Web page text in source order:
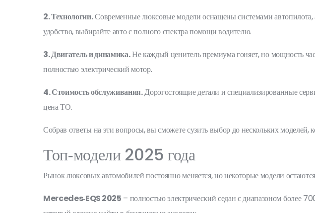
2. Технологии.Современные люксовые модели оснащены системами
удобство, выбирайте авто с полного спектра помощи водителю.
3. Двигатель и динамика.Не каждый ценитель премиума гоняет, но мощность
полностью электрический мотор.
4. Стоимость обслуживания.Дорогостоящие детали и специализированные
цена ТО.
Собрав ответы на эти вопросы, вы сможете сузить выбор до нескольких моделей,
Топ‑модели 2025 года
Рынок люксовых автомобилей постоянно меняется, но некоторые модели
Mercedes‑EQS 2025 – полностью электрический седан с диапазоном более